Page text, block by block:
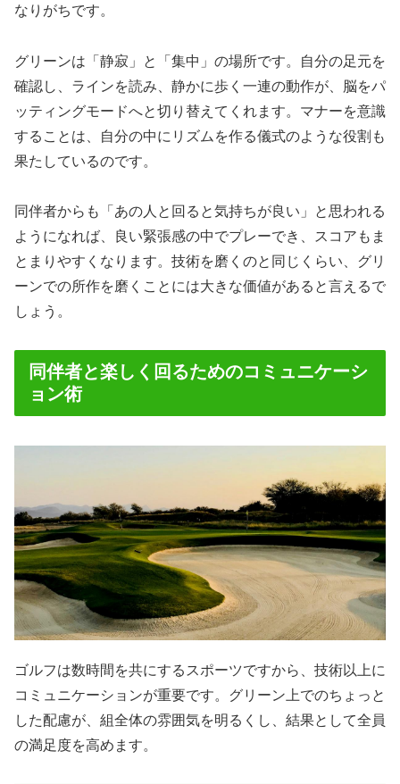
なりがちです。
グリーンは「静寂」と「集中」の場所です。自分の足元を
確認し、ラインを読み、静かに歩く一連の動作が、脳をパ
ッティングモードへと切り替えてくれます。マナーを意識
することは、自分の中にリズムを作る儀式のような役割も
果たしているのです。
同伴者からも「あの人と回ると気持ちが良い」と思われる
ようになれば、良い緊張感の中でプレーでき、スコアもま
とまりやすくなります。技術を磨くのと同じくらい、グリ
ーンでの所作を磨くことには大きな価値があると言えるで
しょう。
同伴者と楽しく回るためのコミュニケーシ
ョン術
ゴルフは数時間を共にするスポーツですから、技術以上に
コミュニケーションが重要です。グリーン上でのちょっと
した配慮が、組全体の雰囲気を明るくし、結果として全員
の満足度を高めます。